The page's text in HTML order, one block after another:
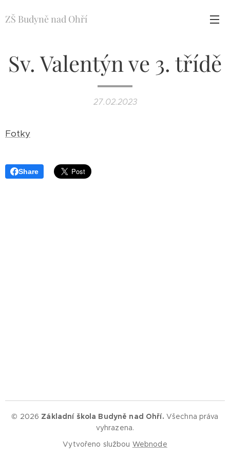
ZŠ Budyně nad Ohří
Sv. Valentýn ve 3. třídě
27.02.2023
Fotky
Share
© 2026 Základní škola Budyně nad Ohří. Všechna práva
vyhrazena.
Vytvořeno službou Webnode